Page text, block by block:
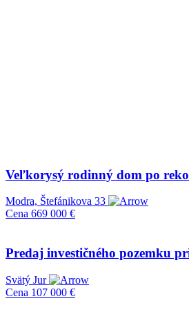
Veľkorysý rodinný dom po
Modra, Štefánikova 33
Cena 669 000 €
Predaj investičného pozemku
Svätý Jur
Cena 107 000 €